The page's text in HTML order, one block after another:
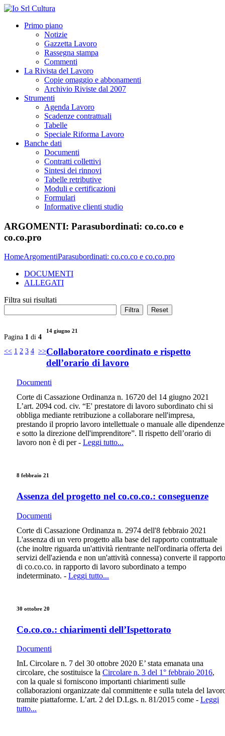
Primo piano
Notizie
Gazzetta Lavoro
Rassegna stampa
Commenti
La Rivista del Lavoro
Copie omaggio e abbonamenti
Archivio Riviste dal 2007
Strumenti
Agenda Lavoro
Scadenze contrattuali
Tabelle
Speciale Riforma Lavoro
Banche dati
Documenti
Contratti collettivi
Sintesi dei rinnovi
Tabelle retributive
Moduli e certificazioni
Formulari
Informative clienti studio
ARGOMENTI: Parasubordinati: co.co.co e
co.co.pro
HomeArgomentiParasubordinati: co.co.co e co.co.pro
DOCUMENTI
ALLEGATI
Filtra sui risultati
Pagina 1 di 4
<< 1 2 3 4 >>
14 giugno 21
Collaboratore coordinato e rispetto
dell’orario di lavoro
Documenti
Corte di Cassazione Ordinanza n. 16720 del 14 giugno 2021
L’art. 2094 cod. civ. “E' prestatore di lavoro subordinato chi si
obbliga mediante retribuzione a collaborare nell'impresa,
prestando il proprio lavoro intellettuale o manuale alle dipendenze
e sotto la direzione dell'imprenditore”. Il rispetto dell’orario di
lavoro non è di per - Leggi tutto...
8 febbraio 21
Assenza del progetto nel co.co.co.: conseguenze
Documenti
Corte di Cassazione Ordinanza n. 2974 dell'8 febbraio 2021
L'assenza di un vero progetto alla base del rapporto contrattuale
(che inoltre riguarda un'attività rientrante nell'ordinaria offerta dei
servizi dell'azienda e non un'attività connessa) converte il rapporto
di co.co.co. in rapporto di lavoro subordinato a tempo
indeterminato. - Leggi tutto...
30 ottobre 20
Co.co.co.: chiarimenti dell’Ispettorato
Documenti
InL Circolare n. 7 del 30 ottobre 2020 E’ stata emanata una
circolare, che sostituisce la Circolare n. 3 del 1° febbraio 2016,
con la quale si forniscono importanti chiarimenti sulle
collaborazioni organizzate dal committente e sulla tutela del
tramite piattaforme. L’art. 2 del D.Lgs. n. 81/2015 come - Leggi
tutto...